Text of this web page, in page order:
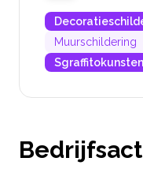
Muurschildering